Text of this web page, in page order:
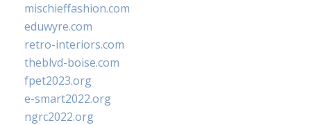
mischieffashion.com
eduwyre.com
retro-interiors.com
theblvd-boise.com
fpet2023.org
e-smart2022.org
ngrc2022.org